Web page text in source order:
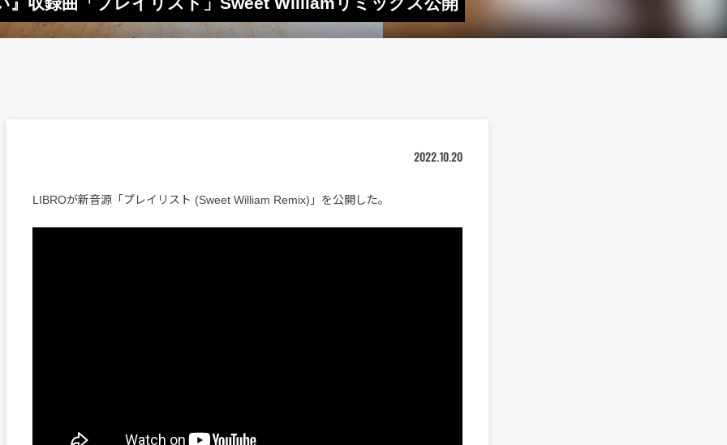
2022.10.20
LIBROが新音源「プレイリスト (Sweet William Remix)」を公開した。